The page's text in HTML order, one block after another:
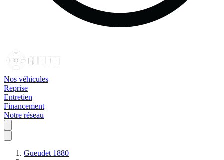
Nos véhicules
Reprise
Entretien
Financement
Notre réseau
Gueudet 1880